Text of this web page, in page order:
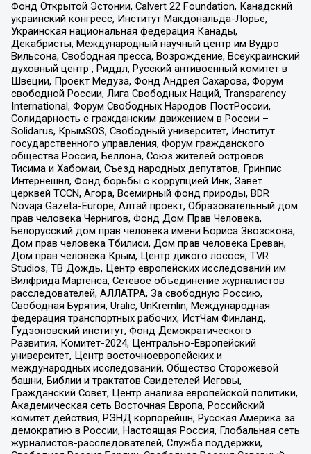
Фонд Открытой Эстонии, Calvert 22 Foundation, Канадский
украинский конгресс, Институт Макдональда-Лорье,
Украинская национальная федерация Канады,
Декабристы, Международный научный центр им Вудро
Вильсона, Свободная пресса, Возрождение, Всеукраинский
духовный центр , Риддл, Русский антивоенный комитет в
Швеции, Проект Медуза, Фонд Андрея Сахарова, Форум
свободной России, Лига Свободных Наций, Transparеncy
International, Форум Свободных Народов ПостРоссии,
Солидарность с гражданским движением в России –
Solidarus, КрымSOS, Свободный университет, Институт
государственного управления, Форум гражданского
общества Россия, Беллона, Союз жителей островов
Тисима и Хабомаи, Съезд народных депутатов, Гринпис
Интернешнл, Фонд борьбы с коррупцией Инк, Завет
церквей TCCN, Агора, Всемирный фонд природы, BDR
Novaja Gazeta-Europe, Алтай проект, Образовательный дом
прав человека Чернигов, Фонд Дом Прав Человека,
Белорусский дом прав человека имени Бориса Звозскова,
Дом прав человека Тбилиси, Дом прав человека Ереван,
Дом прав человека Крым, Центр дикого лосося, TVR
Studios, ТВ Дождь, Центр европейских исследований им
Вилфрида Мартенса, Сетевое объединение журналистов
расследователей, АЛЛАТРА, За свободную Россию,
Свободная Бурятия, Uralic, UnKremlin, Международная
федерация транспортных рабочих, ИстЧам Финланд,
Гудзоновский институт, Фонд Демократического
Развития, Комитет-2024, Центрально-Европейский
университет, Центр восточноевропейских и
международных исследований, Общество Сторожевой
башни, Библии и трактатов Свидетелей Иеговы,
Гражданский Совет, Центр анализа европейской политики,
Академическая сеть Восточная Европа, Российский
комитет действия, РЭНД корпорейшн, Русская Америка за
демократию в России, Настоящая Россия, Глобальная сеть
журналистов-расследователей, Служба поддержки,